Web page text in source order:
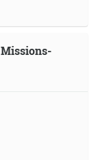
Missions-